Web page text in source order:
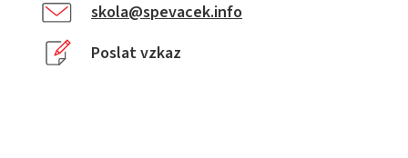
skola@spevacek.info
Poslat vzkaz